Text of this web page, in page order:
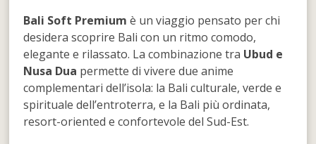
Bali Soft Premium è un viaggio pensato per chi
desidera scoprire Bali con un ritmo comodo,
elegante e rilassato. La combinazione tra Ubud e
Nusa Dua permette di vivere due anime
complementari dell’isola: la Bali culturale, verde e
spirituale dell’entroterra, e la Bali più ordinata,
resort-oriented e confortevole del Sud-Est.